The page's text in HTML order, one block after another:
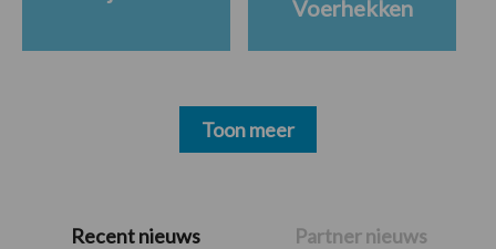
PrimaireRecent nieuws Partner nieuws
Voerhekken
Toon meer